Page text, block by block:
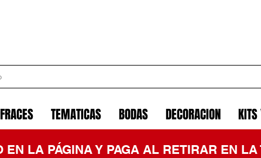
TEMATICAS BODAS DECORACION
LA PÁGINA Y PAGA AL RETIRAR EN